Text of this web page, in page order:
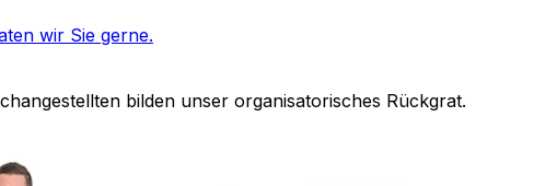
wir Sie gerne.
bilden unser organisatorisches Rückgrat.